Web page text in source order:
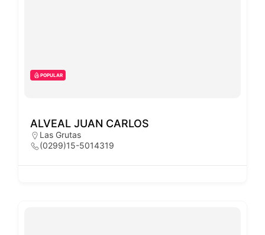
POPULAR
ALVEAL JUAN CARLOS
Las Grutas
(0299)15-5014319